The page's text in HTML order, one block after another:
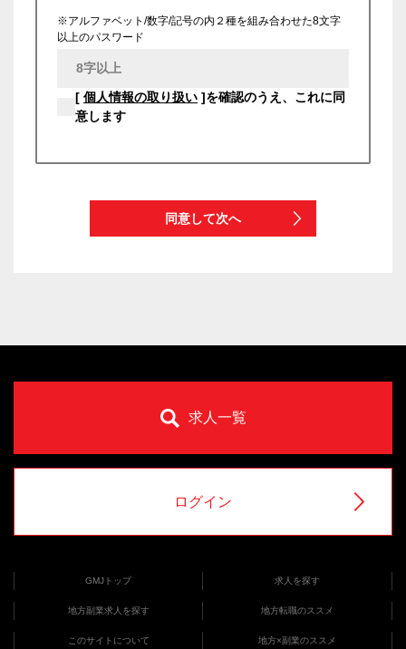
※アルファベット/数字/記号の内２種を組み合わせた8文字
以上のパスワード
[ 個人情報の取り扱い ]を確認のうえ、これに同
意します
同意して次へ
求人一覧
ログイン
GMJトップ 求人を探す
地方副業求人を探す 地方転職のススメ
このサイトについて 地方×副業のススメ